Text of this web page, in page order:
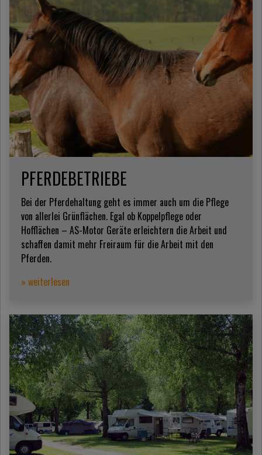
PFERDEBETRIEBE
Bei der Pferdehaltung geht es immer auch um die Pflege
von allerlei Grünflächen. Egal ob Koppelpflege oder
Hofflächen – AS-Motor Geräte erleichtern die Arbeit und
schaffen damit mehr Freiraum für die Arbeit mit den
Pferden.
» weiterlesen